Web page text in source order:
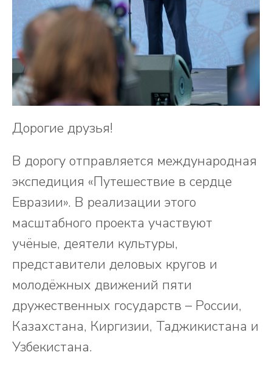
Дорогие друзья!
В дорогу отправляется международная
экспедиция «Путешествие в сердце
Евразии». В реализации этого
масштабного проекта участвуют
учёные, деятели культуры,
представители деловых кругов и
молодёжных движений пяти
дружественных государств – России,
Казахстана, Киргизии, Таджикистана и
Узбекистана.